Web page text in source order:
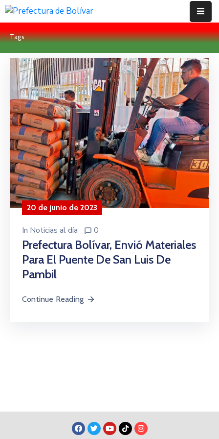
Inicio
Institución
Bolívar
Proyectos
Rendición
De
Cuentas
Transparencia
Contácto
Tags
20 de junio de 2023
In Noticias al día 0
Prefectura Bolívar, Envió Materiales
Para El Puente De San Luis De
Pambil
Continue Reading